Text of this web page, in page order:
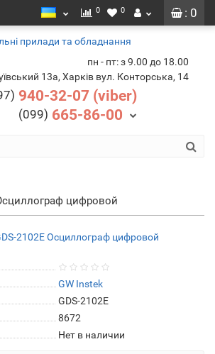
: 0
0 0
пн - пт: з 9.00 до 18.00
13а, Харків вул. Конторська, 14
940-32-07 (viber)
(099) 665-86-00
цифровой
GW Instek
GDS-2102E
8672
Нет в наличии